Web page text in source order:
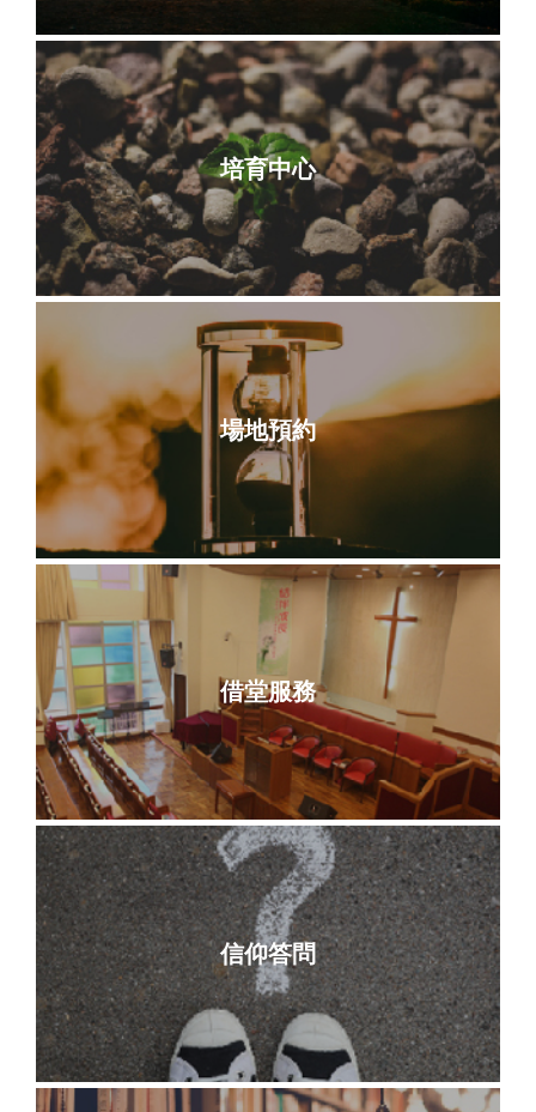
培育中心
場地預約
借堂服務
信仰答問